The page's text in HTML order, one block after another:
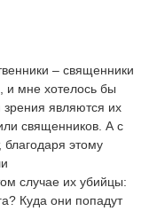
– священники
и мне хотелось бы
зрения являются их
священников. А с
благодаря этому
случае их убийцы:
Куда они попадут